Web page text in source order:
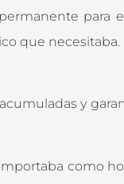
para
que necesitaba.
y
como